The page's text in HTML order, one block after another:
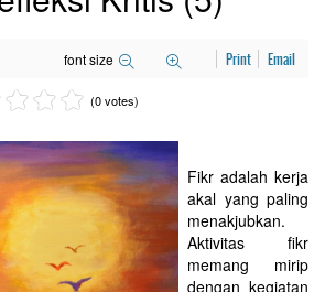
font size Print Email
(0 votes)
Fikr adalah kerja
akal yang paling
menakjubkan.
Aktivitas fikr
memang mirip
dengan kegiatan